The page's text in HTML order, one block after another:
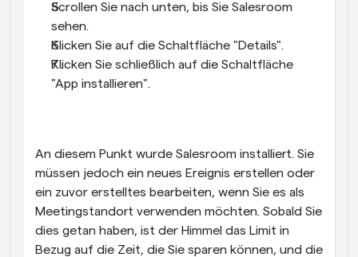
Scrollen Sie nach unten, bis Sie Salesroom
sehen.
Klicken Sie auf die Schaltfläche "Details".
Klicken Sie schließlich auf die Schaltfläche
"App installieren".
An diesem Punkt wurde Salesroom installiert. Sie
müssen jedoch ein neues Ereignis erstellen oder
ein zuvor erstelltes bearbeiten, wenn Sie es als
Meetingstandort verwenden möchten. Sobald Sie
dies getan haben, ist der Himmel das Limit in
Bezug auf die Zeit, die Sie sparen können, und die